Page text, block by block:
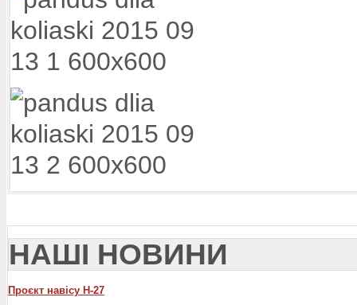
НАШІ НОВИНИ
Проєкт навісу Н-27